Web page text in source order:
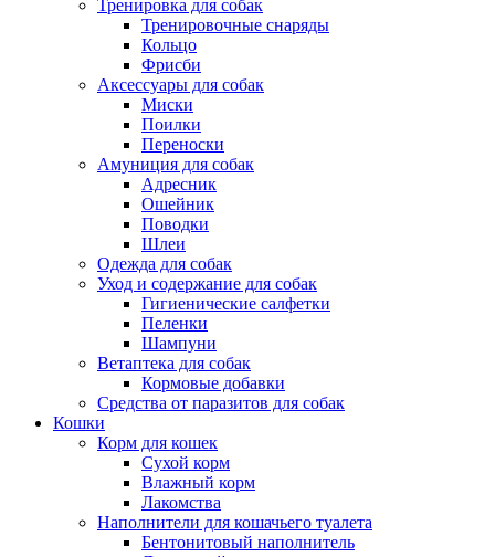
Тренировка для собак
Тренировочные снаряды
Кольцо
Фрисби
Аксессуары для собак
Миски
Поилки
Переноски
Амуниция для собак
Адресник
Ошейник
Поводки
Шлеи
Одежда для собак
Уход и содержание для собак
Гигиенические салфетки
Пеленки
Шампуни
Ветаптека для собак
Кормовые добавки
Средства от паразитов для собак
Кошки
Корм для кошек
Сухой корм
Влажный корм
Лакомства
Наполнители для кошачьего туалета
Бентонитовый наполнитель